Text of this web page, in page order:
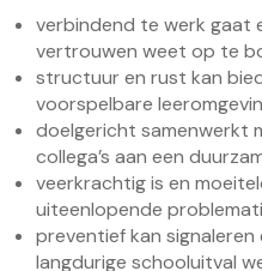
verbindend te werk
vertrouwen weet op te
structuur en rust kan
voorspelbare
doelgericht samenwerkt
collega’s aan een
veerkrachtig is en
uiteenlopende
preventief kan
langdurige schooluitval